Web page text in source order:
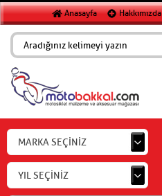
Anasayfa Hakkımızda
MARKA SEÇİNİZ
YIL SEÇİNİZ